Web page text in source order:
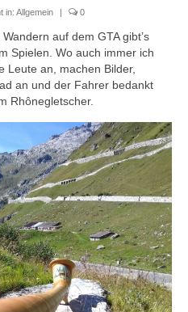
in: Allgemein 0
auf dem GTA gibt’s
Spielen. Wo auch immer ich
Leute an, machen Bilder,
an und der Fahrer bedankt
Rhônegletscher.